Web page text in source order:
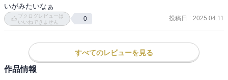
いがみたいなぁ
ブクログレビューは
いいねできません
0 投稿日 : 2025.04.11
すべてのレビューを見る
作品情報